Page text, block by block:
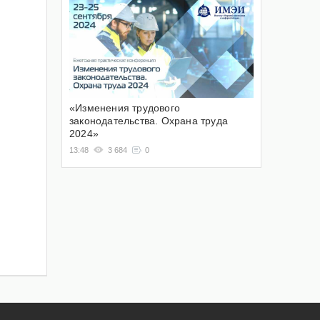
«Изменения трудового
законодательства. Охрана труда
2024»
13:48 3 684 0